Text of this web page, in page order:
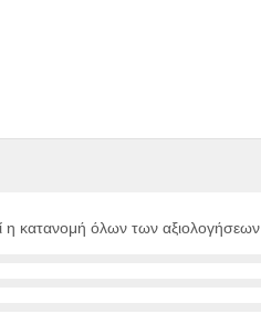
η κατανομή όλων των αξιολογήσεων